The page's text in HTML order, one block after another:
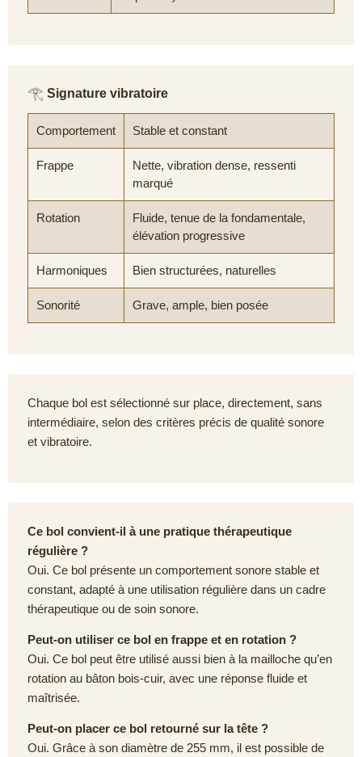
𓂀 Signature vibratoire
Comportement Stable et constant
Frappe
Nette, vibration dense, ressenti
marqué
Rotation
Fluide, tenue de la fondamentale,
élévation progressive
Harmoniques Bien structurées, naturelles
Sonorité Grave, ample, bien posée
Chaque bol est sélectionné sur place, directement, sans
intermédiaire, selon des critères précis de qualité sonore
et vibratoire.
Ce bol convient-il à une pratique thérapeutique
régulière ?
Oui. Ce bol présente un comportement sonore stable et
constant, adapté à une utilisation régulière dans un cadre
thérapeutique ou de soin sonore.
Peut-on utiliser ce bol en frappe et en rotation ?
Oui. Ce bol peut être utilisé aussi bien à la mailloche qu’en
rotation au bâton bois-cuir, avec une réponse fluide et
maîtrisée.
Peut-on placer ce bol retourné sur la tête ?
Oui. Grâce à son diamètre de 255 mm, il est possible de